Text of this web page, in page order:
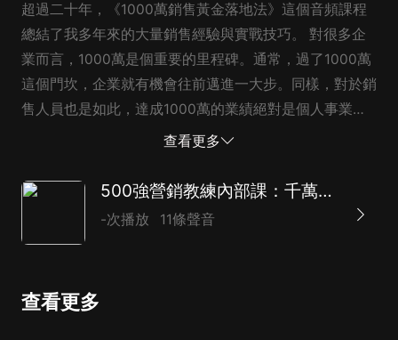
超過二十年，《1000萬銷售黃金落地法》這個音頻課程
總結了我多年來的大量銷售經驗與實戰技巧。 對很多企
業而言，1000萬是個重要的里程碑。通常，過了1000萬
這個門坎，企業就有機會往前邁進一大步。同樣，對於銷
售人員也是如此，達成1000萬的業績絕對是個人事業發
展的黃金時刻。 這門課程，就希望能夠幫助你，讓1000
務人員、一般員工、投資人……都非常有必要去培養自己
「解構」和「處理」龐大任務的能力。通過十講的音頻內
合多年的經驗，和你分享大量的的實戰技巧。我們會談
查看更多
500強營銷教練內部課：千萬銷售實戰秘訣
-次播放 11條聲音
查看更多